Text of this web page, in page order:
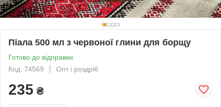
Піала 500 мл з червоної глини для борщу
Готово до відправки
Код: 74569
Опт і роздріб
235 ₴